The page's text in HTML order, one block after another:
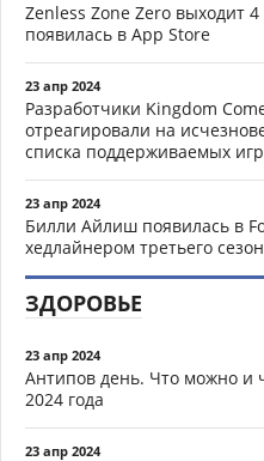
Zenless Zone Zero выходит
появилась в App Store
23 апр 2024
Разработчики Kingdom
отреагировали на
списка поддерживаемых
23 апр 2024
Билли Айлиш появилась в
хедлайнером третьего
ЗДОРОВЬЕ
23 апр 2024
Антипов день. Что можно и
2024 года
23 апр 2024